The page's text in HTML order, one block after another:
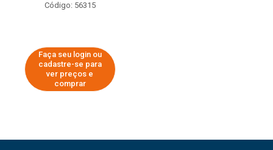
Código: 56315
Faça seu login ou
cadastre-se para
ver preços e
comprar